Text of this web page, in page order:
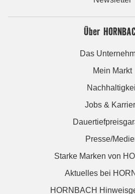
Über
Das
Mein Markt
Jobs &
Presse/
Starke Marken von
Aktuelles bei
HORNBACH